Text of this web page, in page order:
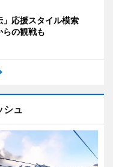
」応援スタイル模索
らの観戦も
シュ